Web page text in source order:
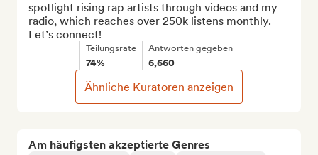
Am häufigsten akzeptierte Genres
spotlight rising rap artists through videos and my
radio, which reaches over 250k listens monthly.
Let’s connect!
Teilungsrate
74%
Antworten gegeben
6,660
Ähnliche Kuratoren anzeigen